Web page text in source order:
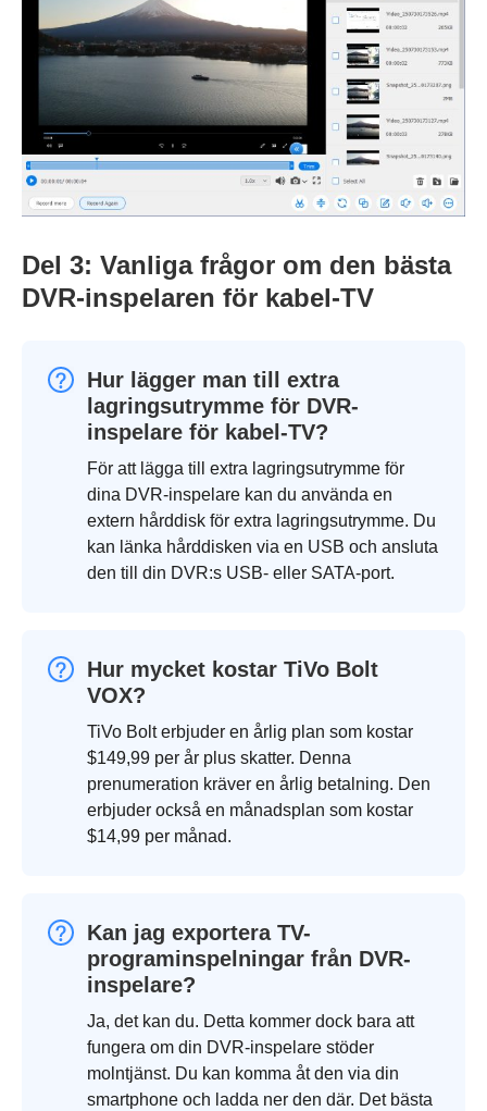
Del 3: Vanliga frågor om den bästa
DVR-inspelaren för kabel-TV
Hur lägger man till extra
lagringsutrymme för DVR-
inspelare för kabel-TV?
För att lägga till extra lagringsutrymme för
dina DVR-inspelare kan du använda en
extern hårddisk för extra lagringsutrymme. Du
kan länka hårddisken via en USB och ansluta
den till din DVR:s USB- eller SATA-port.
Hur mycket kostar TiVo Bolt
VOX?
TiVo Bolt erbjuder en årlig plan som kostar
$149,99 per år plus skatter. Denna
prenumeration kräver en årlig betalning. Den
erbjuder också en månadsplan som kostar
$14,99 per månad.
Kan jag exportera TV-
programinspelningar från DVR-
inspelare?
Ja, det kan du. Detta kommer dock bara att
fungera om din DVR-inspelare stöder
molntjänst. Du kan komma åt den via din
smartphone och ladda ner den där. Det bästa